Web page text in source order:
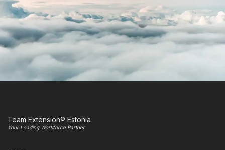
Team Extension® Estonia
Your Leading Workforce Partner